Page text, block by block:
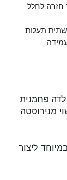
חוזר חזרה לחלל
תעלות
פחמנית
מנירוסטה
ליצור